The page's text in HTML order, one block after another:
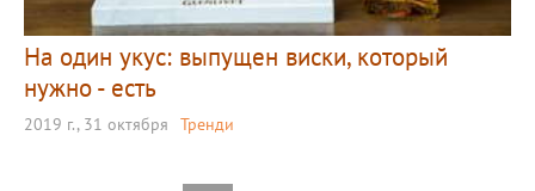
На один укус: выпущен виски, который
нужно - есть
2019 г., 31 октября Тренди